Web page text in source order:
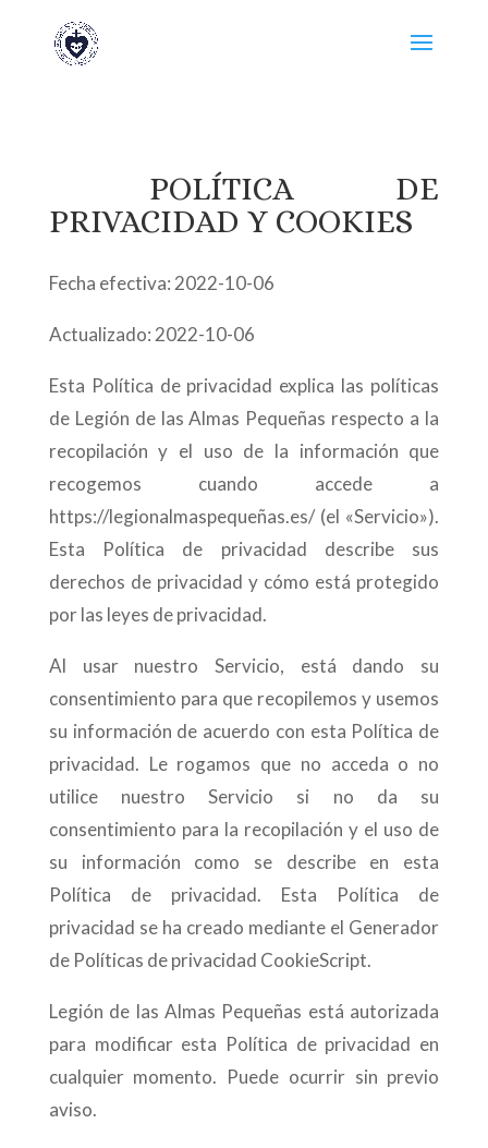
POLÍTICA DE
PRIVACIDAD Y COOKIES
Fecha efectiva: 2022-10-06
Actualizado: 2022-10-06
Esta Política de privacidad explica las políticas
de Legión de las Almas Pequeñas respecto a la
recopilación y el uso de la información que
recogemos cuando accede a
https://legionalmaspequeñas.es/ (el «Servicio»).
Esta Política de privacidad describe sus
derechos de privacidad y cómo está protegido
por las leyes de privacidad.
Al usar nuestro Servicio, está dando su
consentimiento para que recopilemos y usemos
su información de acuerdo con esta Política de
privacidad. Le rogamos que no acceda o no
utilice nuestro Servicio si no da su
consentimiento para la recopilación y el uso de
su información como se describe en esta
Política de privacidad. Esta Política de
privacidad se ha creado mediante el Generador
de Políticas de privacidad CookieScript.
Legión de las Almas Pequeñas está autorizada
para modificar esta Política de privacidad en
cualquier momento. Puede ocurrir sin previo
aviso.